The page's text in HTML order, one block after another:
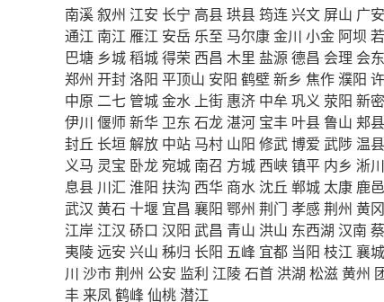
南溪叙州 江安 长宁 高县珙县筠连兴文 屏山 广
通江 南江 雁江 安岳 乐至 马尔康金川 小金 阿坝
巴塘 乡城稻城得荣 西昌 木里 盐源德昌 会理 会东
郑州 开封洛阳 平顶山 安阳 鹤壁新乡 焦作濮阳
中原 二七 管城金水 上街 惠济 中牟巩义 荥阳 新密
伊川 偃师新华 卫东 石龙湛河 宝丰 叶县鲁山 郏县
封丘 长垣解放 中站 马村 山阳 修武博爱 武陟 温县
义马 灵宝 卧龙宛城 南召 方城 西峡镇平 内乡 淅川
息县 川汇 淮阳 扶沟 西华 商水 沈丘 郸城 太康 鹿邑
武汉 黄石 十堰 宜昌 襄阳 鄂州 荆门 孝感荆州 黄冈
江岸 江汉 硚口 汉阳 武昌 青山 洪山 东西湖 汉南
夷陵远安 兴山 秭归 长阳 五峰 宜都 当阳 枝江 襄城
川 沙市荆州 公安 监利 江陵石首 洪湖 松滋黄州
丰 来凤鹤峰 仙桃潜江